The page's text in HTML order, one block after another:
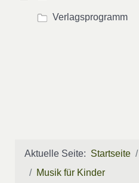
Verlagsprogramm
Aktuelle Seite: Startseite
Musik für Kinder